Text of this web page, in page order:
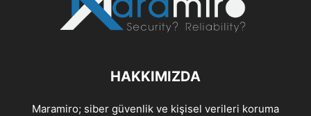
HAKKIMIZDA
Maramiro; siber güvenlik ve kişisel verileri koruma